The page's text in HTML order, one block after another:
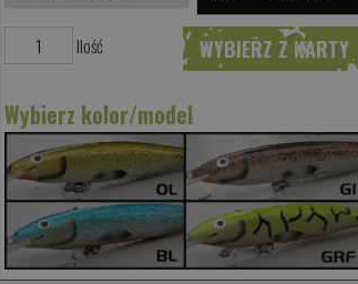
Ilość WYBIERZ Z KARTY
Wybierz kolor/model